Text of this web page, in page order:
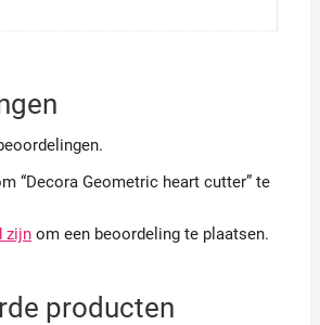
“Decora Geometric heart cutter” te
zijnom een beoordeling te plaatsen.
producten